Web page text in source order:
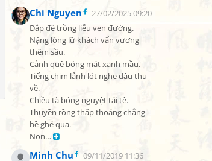
Chi Nguyen
27/02/2025 09:20
Đắp đê trồng liễu ven đường.
Nặng lòng lữ khách vấn vương
thêm sầu.
Cảnh quê bóng mát xanh mầu.
Tiếng chim lảnh lót nghe đâu thu
về.
Chiều tà bóng nguyệt tái tê.
Thuyền rồng thấp thoáng chẳng
hề ghé qua.
Non…
Minh Chu
09/11/2019 11:36